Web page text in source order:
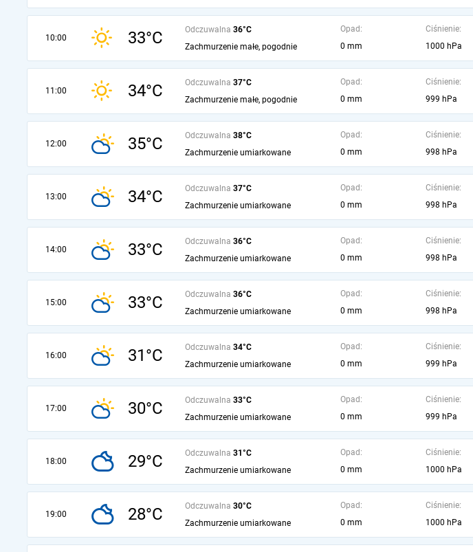
10:00 33°C Odczuwalna 36°C
Zachmurzenie małe, pogodnie
Opad:
0 mm
Ciśnienie:
1000 hPa
11:00 34°C Odczuwalna 37°C
Zachmurzenie małe, pogodnie
Opad:
0 mm
Ciśnienie:
999 hPa
12:00 35°C Odczuwalna 38°C
Zachmurzenie umiarkowane
Opad:
0 mm
Ciśnienie:
998 hPa
13:00 34°C Odczuwalna 37°C
Zachmurzenie umiarkowane
Opad:
0 mm
Ciśnienie:
998 hPa
14:00 33°C Odczuwalna 36°C
Zachmurzenie umiarkowane
Opad:
0 mm
Ciśnienie:
998 hPa
15:00 33°C Odczuwalna 36°C
Zachmurzenie umiarkowane
Opad:
0 mm
Ciśnienie:
998 hPa
16:00 31°C Odczuwalna 34°C
Zachmurzenie umiarkowane
Opad:
0 mm
Ciśnienie:
999 hPa
17:00 30°C Odczuwalna 33°C
Zachmurzenie umiarkowane
Opad:
0 mm
Ciśnienie:
999 hPa
18:00 29°C Odczuwalna 31°C
Zachmurzenie umiarkowane
Opad:
0 mm
Ciśnienie:
1000 hPa
19:00 28°C Odczuwalna 30°C
Zachmurzenie umiarkowane
Opad:
0 mm
Ciśnienie:
1000 hPa